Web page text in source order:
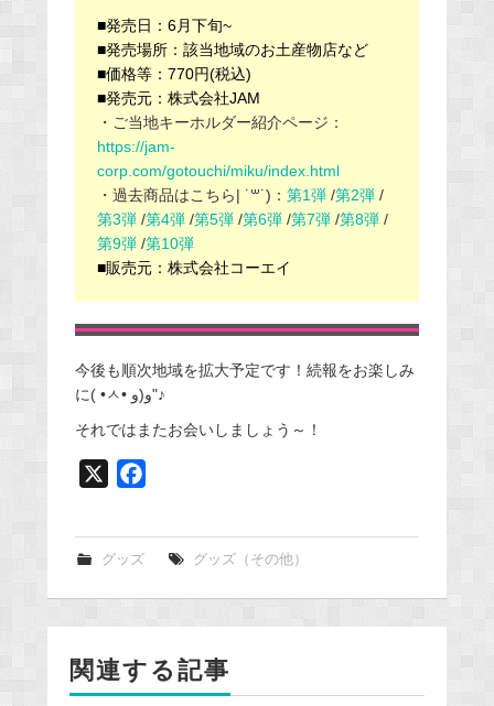
■発売日：6月下旬~
■発売場所：該当地域のお土産物店など
■価格等：770円(税込)
■発売元：株式会社JAM
・ご当地キーホルダー紹介ページ：
https://jam-
corp.com/gotouchi/miku/index.html
・過去商品はこちら| ˙꒳​˙) ： 第1弾/第2弾/
第3弾/第4弾/第5弾/第6弾/第7弾/第8弾/
第9弾/第10弾
■販売元：株式会社コーエイ
今後も順次地域を拡大予定です！続報をお楽しみ
に‎( •ㅅ• و(و"♪
それではまたお会いしましょう～！
k
グッズ グッズ（その他）
関連する記事